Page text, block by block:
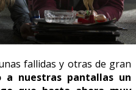
fallidas y otras de gran
a nuestras pantallas un